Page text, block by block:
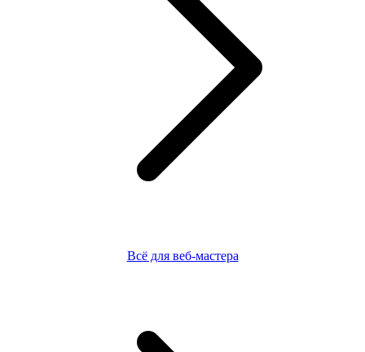
Всё для веб-мастера